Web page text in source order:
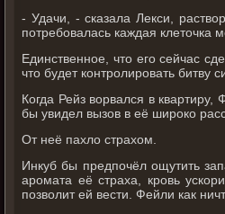
- Удачи, - сказала Лекси,
потребовалась каждая клеточка
Единственное, что его сейчас
что будет контролировать битву
Когда Рейз ворвался в
бы увидел вызов в её широко
От неё пахло страхом.
Инкуб бы предпочёл ощутить
аромата её страха, кровь
позволит ей вести. Фейли как